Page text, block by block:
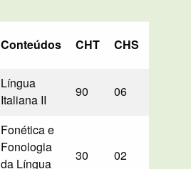
Conteúdos CHT CHS
Língua
Italiana II
90 06
Fonética e
Fonologia
da Língua
30 02